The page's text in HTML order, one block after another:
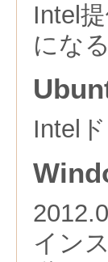
Intel
になる
Intel
イン